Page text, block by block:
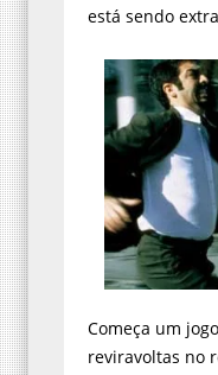
está sendo
Começa um
reviravoltas no